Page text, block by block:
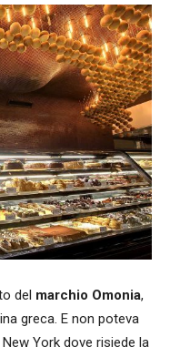
del marchio Omonia,
greca. E non poteva
York dove risiede la